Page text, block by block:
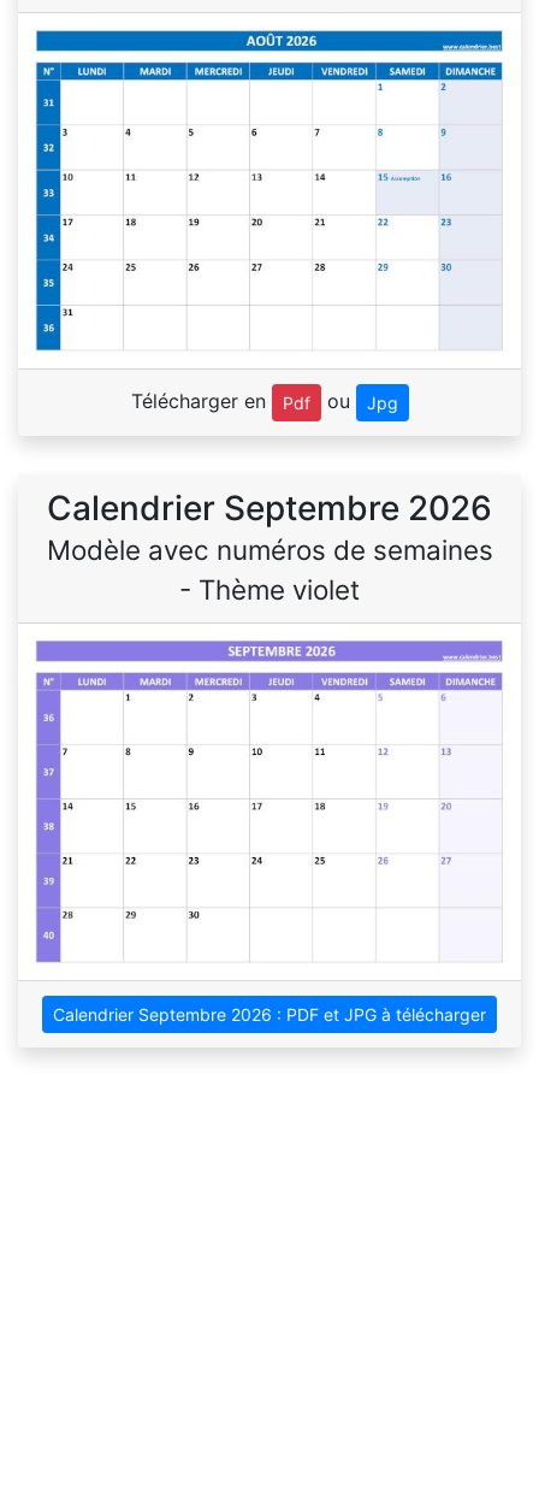
Télécharger en Pdf ou Jpg
Calendrier Septembre 2026
Modèle avec numéros de semaines
- Thème violet
Calendrier Septembre 2026 : PDF et JPG à télécharger